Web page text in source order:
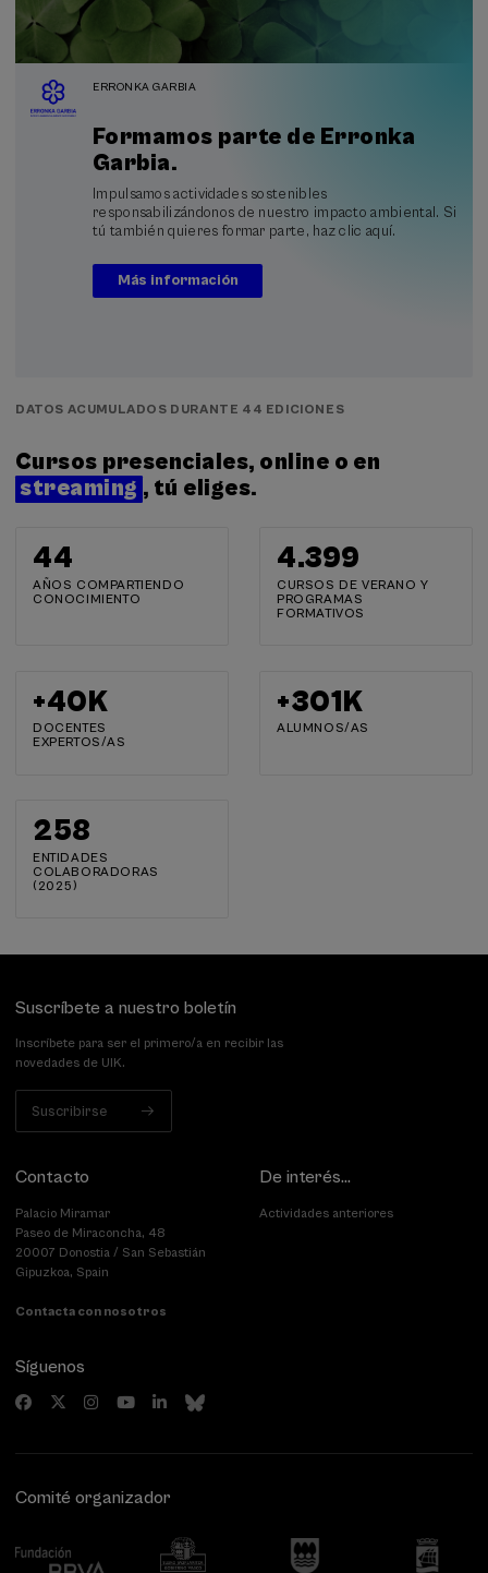
ERRONKA GARBIA
Formamos parte de Erronka
Garbia.
Impulsamos actividades sostenibles
responsabilizándonos de nuestro impacto ambiental. Si
tú también quieres formar parte, haz clic aquí.
Más información
DATOS ACUMULADOS DURANTE 44 EDICIONES
Cursos presenciales, online o en
streaming , tú eliges.
44
AÑOS COMPARTIENDO
CONOCIMIENTO
4.400
CURSOS DE VERANO Y
PROGRAMAS
FORMATIVOS
+40K
DOCENTES
EXPERTOS/AS
+302K
ALUMNOS/AS
259
ENTIDADES
COLABORADORAS
(2025)
Suscríbete a nuestro boletín
Inscríbete para ser el primero/a en recibir las
novedades de UIK.
Suscribirse
Contacto
Palacio Miramar
Paseo de Miraconcha, 48
20007 Donostia / San Sebastián
Gipuzkoa, Spain
Contacta con nosotros
De interés...
Actividades anteriores
Síguenos
Comité organizador